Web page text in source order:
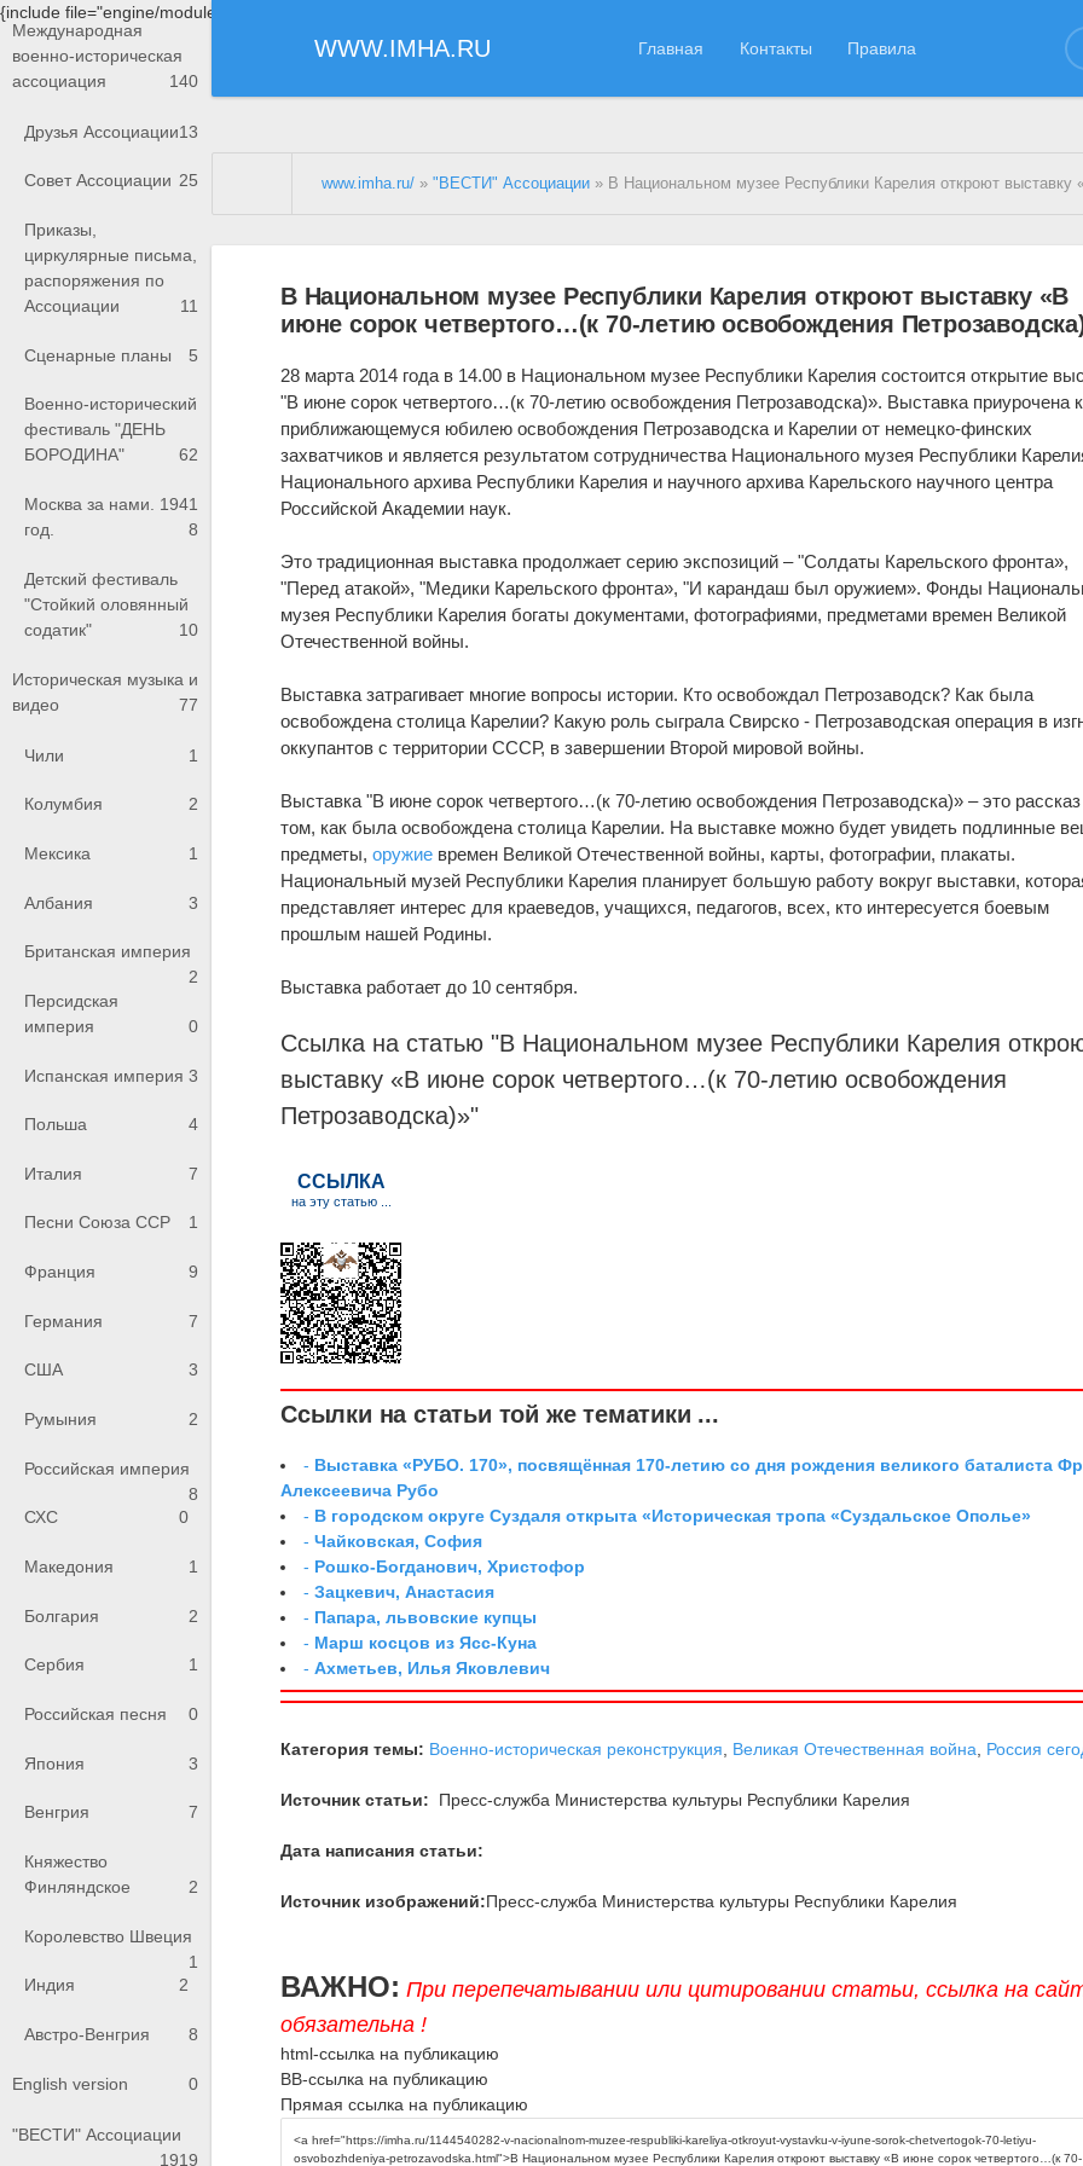
{include file="engine/modules/saperu/head.php"}
WWW.IMHA.RU Главная Контакты Правила
Международная
военно-историческая
ассоциация
140
Друзья Ассоциации13
Совет Ассоциации 25
Приказы,
циркулярные письма,
распоряжения по
Ассоциации
11
Сценарные планы 5
Военно-исторический
фестиваль "ДЕНЬ
БОРОДИНА"
62
Москва за нами. 1941
год.
8
Детский фестиваль
"Стойкий оловянный
содатик"
10
Историческая музыка и
видео
77
Чили 1
Колумбия 2
Мексика 1
Албания 3
Британская империя
2
Персидская
империя
0
Испанская империя 3
Польша 4
Италия 7
Песни Союза ССР 1
Франция 9
Германия 7
США 3
Румыния 2
Российская империя
8
СХС
0
Македония 1
Болгария 2
Сербия 1
Российская песня 0
Япония 3
Венгрия 7
Княжество
Финляндское
2
Королевство Швеция
1
Индия
2
Австро-Венгрия 8
English version 0
"ВЕСТИ" Ассоциации
1919
www.imha.ru/ »"ВЕСТИ" Ассоциации » В Национальном музее Республики Карелия откроют выставку «В июне сорок четвертого…(к 70-летию освобождения
В Национальном музее Республики Карелия откроют выставку «В
июне сорок четвертого…(к 70-летию освобождения
28 марта 2014 года в 14.00 в Национальном музее Республики Карелия состоится открытие
"В июне сорок четвертого…(к 70-летию освобождения Петрозаводска)». Выставка приурочена к
приближающемуся юбилею освобождения Петрозаводска и Карелии от немецко-финских
захватчиков и является результатом сотрудничества Национального музея Республики
Национального архива Республики Карелия и научного архива Карельского научного центра
Российской Академии наук.
Это традиционная выставка продолжает серию экспозиций – "Солдаты Карельского фронта»,
"Перед атакой», "Медики Карельского фронта», "И карандаш был оружием». Фонды
музея Республики Карелия богаты документами, фотографиями, предметами времен Великой
Отечественной войны.
Выставка затрагивает многие вопросы истории. Кто освобождал Петрозаводск? Как была
освобождена столица Карелии? Какую роль сыграла Свирско - Петрозаводская операция в
оккупантов с территории СССР, в завершении Второй мировой войны.
Выставка "В июне сорок четвертого…(к 70-летию освобождения Петрозаводска)» – это
том, как была освобождена столица Карелии. На выставке можно будет увидеть подлинные
предметы,оружие времен Великой Отечественной войны, карты, фотографии, плакаты.
Национальный музей Республики Карелия планирует большую работу вокруг выставки,
представляет интерес для краеведов, учащихся, педагогов, всех, кто интересуется боевым
прошлым нашей Родины.
Выставка работает до 10 сентября.
Ссылка на статью "В Национальном музее Республики Карелия
выставку «В июне сорок четвертого…(к 70-летию освобождения
Петрозаводска)»"
Ссылки на статьи той же тематики ...
- Выставка «РУБО. 170», посвящённая 170-летию со дня рождения великого баталиста
Алексеевича Рубо
- В городском округе Суздаля открыта «Историческая тропа «Суздальское Ополье»
-Чайковская, София
- Рошко-Богданович, Христофор
-Зацкевич, Анастасия
- Папара, львовские купцы
- Марш косцов из Ясс-Куна
-Ахметьев, Илья Яковлевич
Категория темы: Военно-историческая реконструкция Великая Отечественная война Россия
Источник статьи: Пресс-служба Министерства культуры Республики Карелия
Дата написания статьи:
Источник изображений:Пресс-служба Министерства культуры Республики Карелия
ВАЖНО: При перепечатывании или цитировании статьи, ссылка на
обязательна !
html-ссылка на публикацию
BB-ссылка на публикацию
Прямая ссылка на публикацию